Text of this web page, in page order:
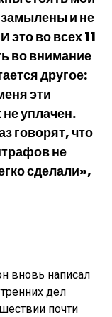
и не
это во всех 11
во внимание
другое:
эти
уплачен.
говорят, что
не
сделали»,
вновь написал
дел
почти